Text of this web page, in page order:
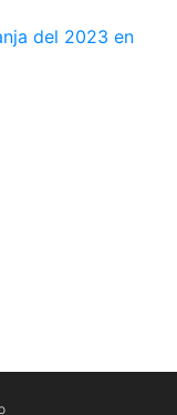
del 2023 en